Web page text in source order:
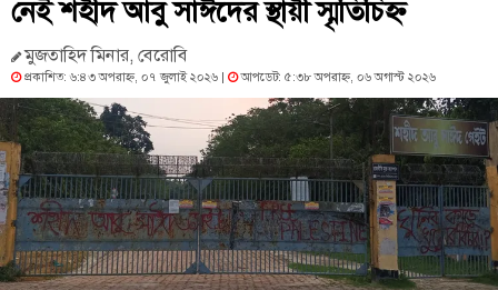
নেই শহীদ আবু সাঈদের স্থায়ী স্মৃতিচিহ্ন
মুজতাহিদ মিনার, বেরোবি
প্রকাশিত: ৬:৪৩ অপরাহ্ন, ০৭ জুলাই ২০২৬ | আপডেট: ৫:৩৮ অপরাহ্ন, ০৬ অগাস্ট ২০২৬